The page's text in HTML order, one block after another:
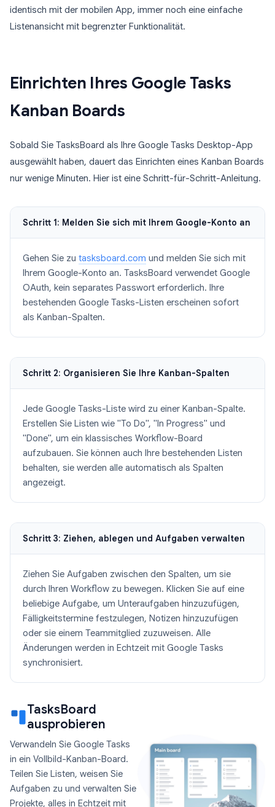
identisch mit der mobilen App, immer noch eine einfache
Listenansicht mit begrenzter Funktionalität.
Einrichten Ihres Google Tasks
Kanban Boards
Sobald Sie TasksBoard als Ihre Google Tasks Desktop-App
ausgewählt haben, dauert das Einrichten eines Kanban Boards
nur wenige Minuten. Hier ist eine Schritt-für-Schritt-Anleitung.
Schritt 1: Melden Sie sich mit Ihrem Google-Konto an
Gehen Sie zu tasksboard.com und melden Sie sich mit
Ihrem Google-Konto an. TasksBoard verwendet Google
OAuth, kein separates Passwort erforderlich. Ihre
bestehenden Google Tasks-Listen erscheinen sofort
als Kanban-Spalten.
Schritt 2: Organisieren Sie Ihre Kanban-Spalten
Jede Google Tasks-Liste wird zu einer Kanban-Spalte.
Erstellen Sie Listen wie "To Do", "In Progress" und
"Done", um ein klassisches Workflow-Board
aufzubauen. Sie können auch Ihre bestehenden Listen
behalten, sie werden alle automatisch als Spalten
angezeigt.
Schritt 3: Ziehen, ablegen und Aufgaben verwalten
Ziehen Sie Aufgaben zwischen den Spalten, um sie
durch Ihren Workflow zu bewegen. Klicken Sie auf eine
beliebige Aufgabe, um Unteraufgaben hinzuzufügen,
Fälligkeitstermine festzulegen, Notizen hinzuzufügen
oder sie einem Teammitglied zuzuweisen. Alle
Änderungen werden in Echtzeit mit Google Tasks
synchronisiert.
TasksBoard
ausprobieren
Verwandeln Sie Google Tasks
in ein Vollbild-Kanban-Board.
Teilen Sie Listen, weisen Sie
Aufgaben zu und verwalten Sie
Projekte, alles in Echtzeit mit